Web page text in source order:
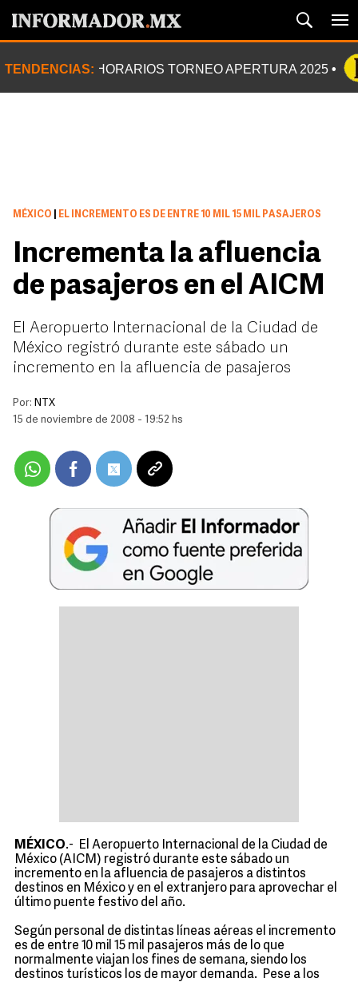
TENDENCIAS: HORARIOS TORNEO APERTURA 2025
MÉXICO EL INCREMENTO ES DE ENTRE 10 MIL 15 MIL PASAJEROS
Incrementa la afluencia
de pasajeros en el AICM
El Aeropuerto Internacional de la Ciudad de
México registró durante este sábado un
incremento en la afluencia de pasajeros
Por: NTX
15 de noviembre de 2008 - 19:52 hs
MÉXICO.- El Aeropuerto Internacional de la Ciudad de
México (AICM) registró durante este sábado un
incremento en la afluencia de pasajeros a distintos
destinos en México y en el extranjero para aprovechar el
último puente festivo del año.
Según personal de distintas líneas aéreas el incremento
es de entre 10 mil 15 mil pasajeros más de lo que
normalmente viajan los fines de semana, siendo los
destinos turísticos los de mayor demanda. Pese a los